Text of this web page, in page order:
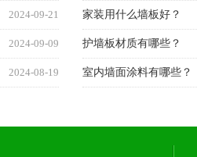
2024-09-21 家装用什么墙板好？
2024-09-09 护墙板材质有哪些？
2024-08-19 室内墙面涂料有哪些？